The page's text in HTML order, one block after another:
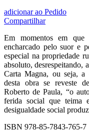
adicionar ao Pedido
Compartilhar
Em momentos em
encharcado pelo suor e
especial na propriedade
absoluto, desrespeitando,
Carta Magna, ou seja, a
desta obra se reveste
Roberto de Paula, “o
ferida social que teima
desigualdade social
ISBN 978-85-7843-765-7